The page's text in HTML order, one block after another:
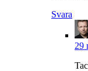
Svara
29